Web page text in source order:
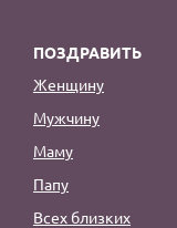
ПОЗДРАВИТЬ
Женщину
Мужчину
Маму
Папу
Всех близких